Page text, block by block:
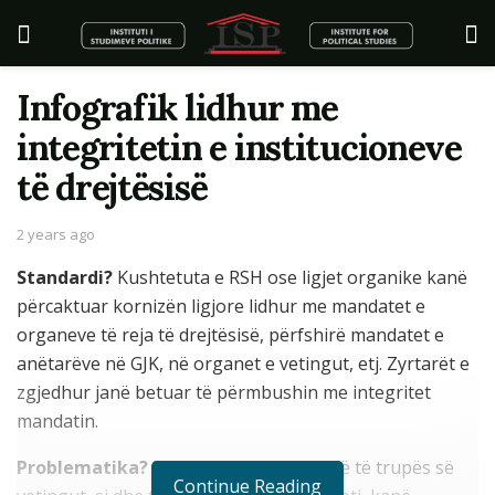
Infografik lidhur me
integritetin e institucioneve
të drejtësisë
2 years ago
Standardi? Kushtetuta e RSH ose ligjet organike kanë
përcaktuar kornizën ligjore lidhur me mandatet e
organeve të reja të drejtësisë, përfshirë mandatet e
anëtarëve në GJK, në organet e vetingut, etj. Zyrtarët e
zgjedhur janë betuar të përmbushin me integritet
mandatin.
Problematika?Kryetarja e GJK, anëtarë të trupës së
Continue Reading